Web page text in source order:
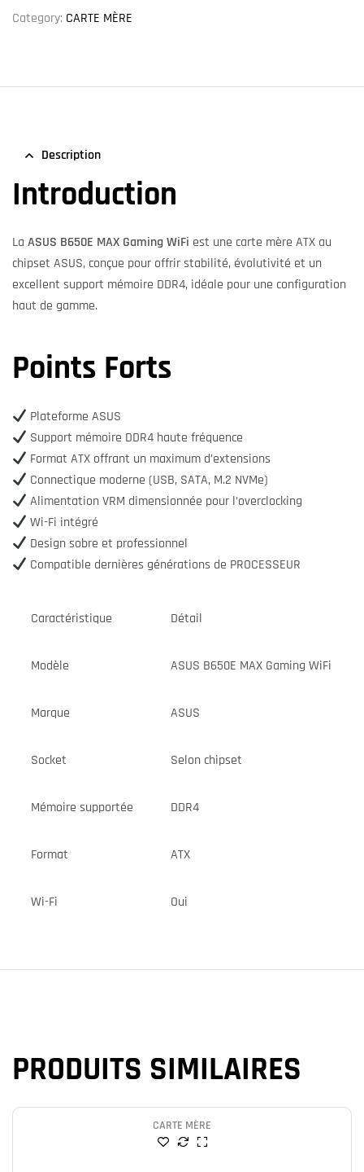
Category: CARTE MÈRE
Description
Introduction
La ASUS B650E MAX Gaming WiFi est une carte mère ATX au
chipset ASUS, conçue pour offrir stabilité, évolutivité et un
excellent support mémoire DDR4, idéale pour une configuration
haut de gamme.
Points Forts
Plateforme ASUS
Support mémoire DDR4 haute fréquence
Format ATX offrant un maximum d’extensions
Connectique moderne (USB, SATA, M.2 NVMe)
Alimentation VRM dimensionnée pour l’overclocking
Wi-Fi intégré
Design sobre et professionnel
Compatible dernières générations de PROCESSEUR
Caractéristique Détail
Modèle ASUS B650E MAX Gaming WiFi
Marque ASUS
Socket Selon chipset
Mémoire supportée DDR4
Format ATX
Wi-Fi Oui
PRODUITS SIMILAIRES
CARTE MÈRE